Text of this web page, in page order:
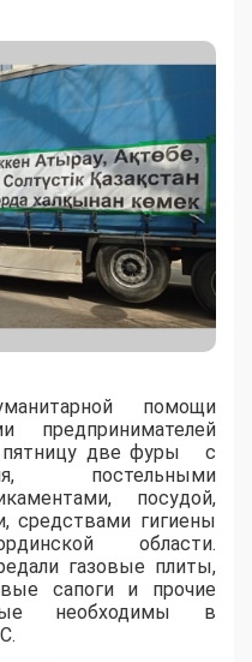
помощи
предпринимателей
пятницу две фуры с
постельными
посудой,
средствами гигиены
области.
газовые плиты,
сапоги и прочие
необходимы в